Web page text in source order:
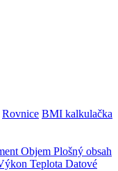
Rovnice BMI kalkulačka
Objem Plošný obsah
Teplota Datové